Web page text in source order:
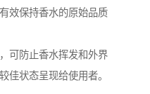
效保持香水的原始品质
可防止香水挥发和外界
佳状态呈现给使用者。